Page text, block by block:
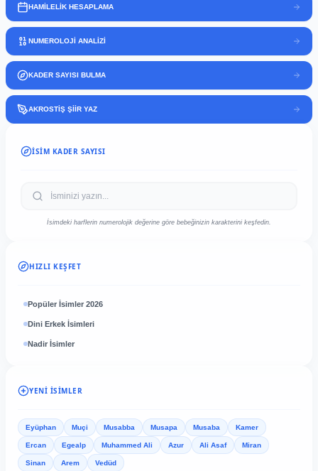
HAMİLELİK HESAPLAMA
NUMEROLOJİ ANALİZİ
KADER SAYISI BULMA
AKROSTİŞ ŞİİR YAZ
İSIM KADER SAYISI
İsimdeki harflerin numerolojik değerine göre bebeğinizin karakterini keşfedin.
HIZLI KEŞFET
Popüler İsimler 2026
Dini Erkek İsimleri
Nadir İsimler
YENI İSIMLER
Eyüphan Muçi Musabba Musapa Musaba Kamer
Ercan Egealp Muhammed Ali Azur Ali Asaf Miran
Sinan Arem Vedüd